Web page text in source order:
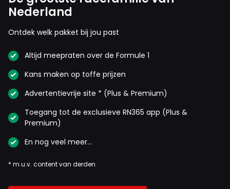
Nederland
Ontdek welk pakket bij jou past
Altijd meepraten over de Formule 1
Kans maken op toffe prijzen
Advertentievrije site * (Plus & Premium)
Toegang tot de exclusieve RN365 app (Plus &
Premium)
En nog veel meer…
* m.u.v. content van derden